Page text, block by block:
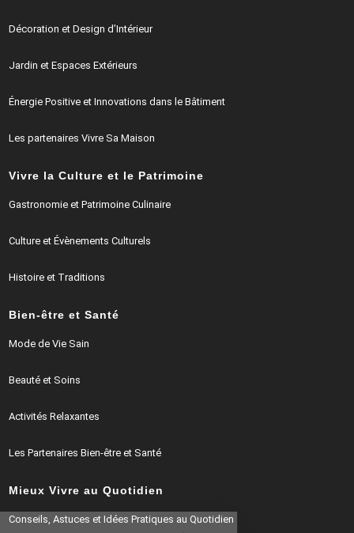
Continuer sans accepter
Décoration et Design d’Intérieur
Jardin et Espaces Extérieurs
Énergie Positive et Innovations dans le Bâtiment
Les partenaires Vivre Sa Maison
Vivre la Culture et le Patrimoine
Gastronomie et Patrimoine Culinaire
Culture et Évènements Culturels
Histoire et Traditions
Bien-être et Santé
Mode de Vie Sain
Beauté et Soins
Activités Relaxantes
Les Partenaires Bien-être et Santé
Mieux Vivre au Quotidien
Conseils, Astuces et Idées Pratiques au Quotidien